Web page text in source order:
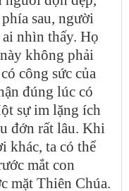
sau, người
nhìn thấy. Họ
không phải
công sức của
đúng lúc có
sự im lặng ích
đớn rất lâu. Khi
khác, ta có thể
mắt con
mặt Thiên Chúa.